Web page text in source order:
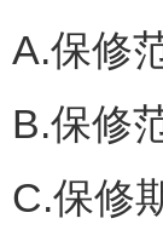
A.保修
B.保修
C.保修